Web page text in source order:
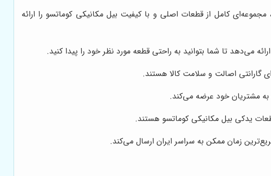
مجموعه‌ای کامل از قطعات اصلی و با کیفیت بیل مکانیکی کوماتسو را ارائه
می‌دهد تا شما بتوانید به راحتی قطعه مورد نظر خود را پیدا کنید.
گارانتی اصالت و سلامت کالا هستند.
به مشتریان خود عرضه می‌کند.
یدکی بیل مکانیکی کوماتسو هستند.
زمان ممکن به سراسر ایران ارسال می‌کند.